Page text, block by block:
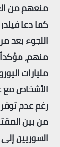
منعهم من
كما دعا
منهم،
مليارات
الأشخاص مع
رغم عدم
من بين
السوريين